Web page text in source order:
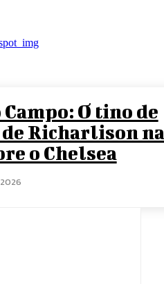
O tino de
Richarlison na
o Chelsea